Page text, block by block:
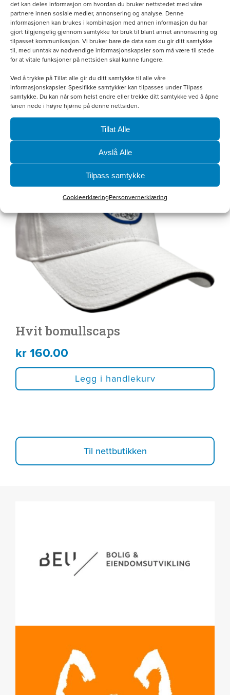
det kan deles informasjon om hvordan du bruker nettstedet med våre
partnere innen sosiale medier, annonsering og analyse. Denne
informasjonen kan brukes i kombinasjon med annen informasjon du har
gjort tilgjengelig gjennom samtykke for bruk til blant annet annonsering og
tilpasset kommunikasjon. Vi bruker bare de data som du gir ditt samtykke
til, med unntak av nødvendige informasjonskapsler som må være til stede
for at vitale funksjoner på nettsiden skal kunne fungere.
Ved å trykke på Tillat alle gir du ditt samtykke til alle våre
informasjonskapsler. Spesifikke samtykker kan tilpasses under Tilpass
samtykke. Du kan når som helst endre eller trekke ditt samtykke ved å åpne
fanen nede i høyre hjørne på denne nettsiden.
Tillat Alle
Avslå Alle
Tilpass samtykke
CookieerklæringPersonvernerklæring
Softshellvest Dame
kr800.00
Velg alternativ
produktsiden
Hvit bomullscaps
kr160.00
Legg i handlekurv
Til nettbutikken